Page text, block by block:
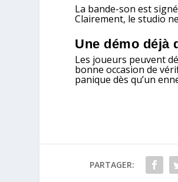
La bande-son est
Clairement, le studio
Une démo déjà
Les joueurs peuvent
bonne occasion de
panique dès qu’un
PARTAGER: